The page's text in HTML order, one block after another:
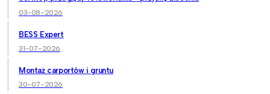
03-08-2026
BESS Expert
31-07-2026
Montaż carportów i gruntu
30-07-2026